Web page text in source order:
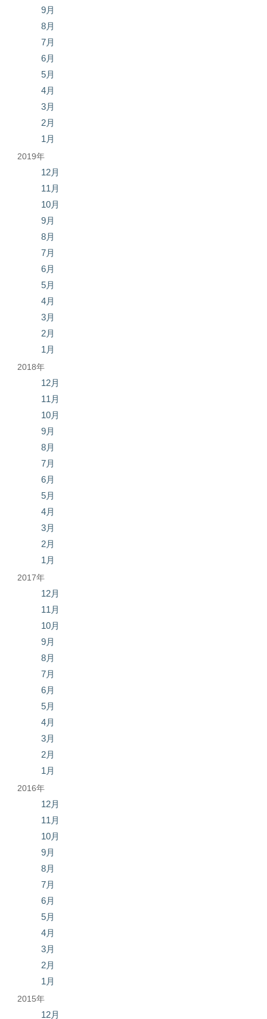
9月
8月
7月
6月
5月
4月
3月
2月
1月
2019年
12月
11月
10月
9月
8月
7月
6月
5月
4月
3月
2月
1月
2018年
12月
11月
10月
9月
8月
7月
6月
5月
4月
3月
2月
1月
2017年
12月
11月
10月
9月
8月
7月
6月
5月
4月
3月
2月
1月
2016年
12月
11月
10月
9月
8月
7月
6月
5月
4月
3月
2月
1月
2015年
12月